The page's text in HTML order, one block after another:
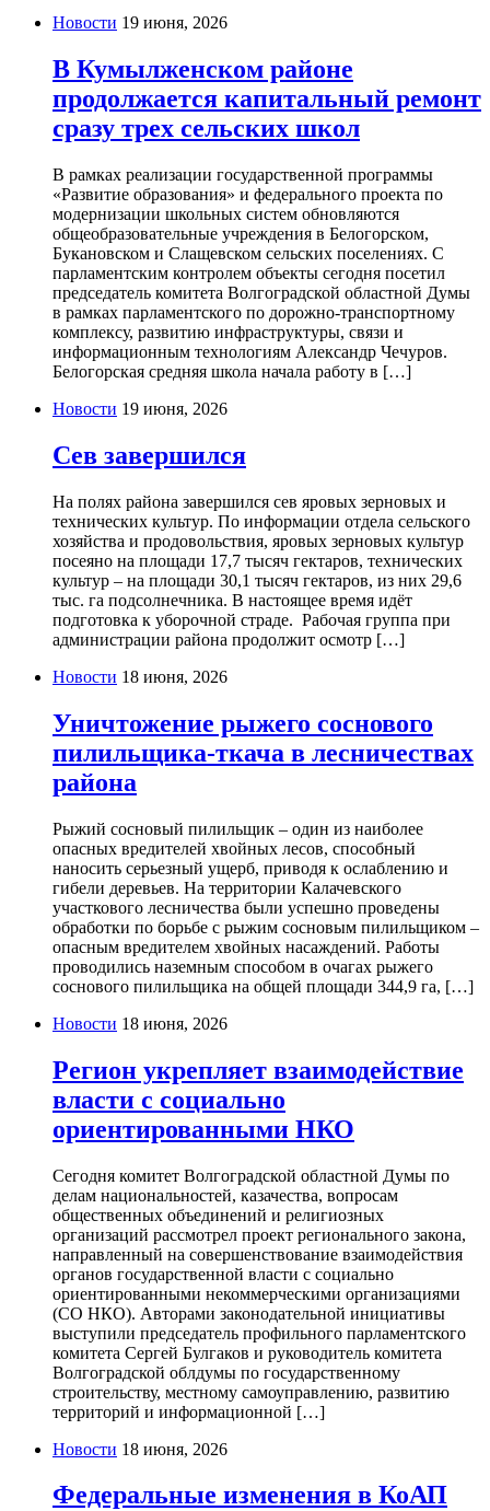
Новости 19 июня, 2026
В Кумылженском районе
продолжается капитальный ремонт
сразу трех сельских школ
В рамках реализации государственной программы
«Развитие образования» и федерального проекта по
модернизации школьных систем обновляются
общеобразовательные учреждения в Белогорском,
Букановском и Слащевском сельских поселениях. С
парламентским контролем объекты сегодня посетил
председатель комитета Волгоградской областной Думы
в рамках парламентского по дорожно-транспортному
комплексу, развитию инфраструктуры, связи и
информационным технологиям Александр Чечуров.
Белогорская средняя школа начала работу в […]
Новости 19 июня, 2026
Сев завершился
На полях района завершился сев яровых зерновых и
технических культур. По информации отдела сельского
хозяйства и продовольствия, яровых зерновых культур
посеяно на площади 17,7 тысяч гектаров, технических
культур – на площади 30,1 тысяч гектаров, из них 29,6
тыс. га подсолнечника. В настоящее время идёт
подготовка к уборочной страде. Рабочая группа при
администрации района продолжит осмотр […]
Новости 18 июня, 2026
Уничтожение рыжего соснового
пилильщика-ткача в лесничествах
района
Рыжий сосновый пилильщик – один из наиболее
опасных вредителей хвойных лесов, способный
наносить серьезный ущерб, приводя к ослаблению и
гибели деревьев. На территории Калачевского
участкового лесничества были успешно проведены
обработки по борьбе с рыжим сосновым пилильщиком –
опасным вредителем хвойных насаждений. Работы
проводились наземным способом в очагах рыжего
соснового пилильщика на общей площади 344,9 га, […]
Новости 18 июня, 2026
Регион укрепляет взаимодействие
власти с социально
ориентированными НКО
Сегодня комитет Волгоградской областной Думы по
делам национальностей, казачества, вопросам
общественных объединений и религиозных
организаций рассмотрел проект регионального закона,
направленный на совершенствование взаимодействия
органов государственной власти с социально
ориентированными некоммерческими организациями
(СО НКО). Авторами законодательной инициативы
выступили председатель профильного парламентского
комитета Сергей Булгаков и руководитель комитета
Волгоградской облдумы по государственному
строительству, местному самоуправлению, развитию
территорий и информационной […]
Новости 18 июня, 2026
Федеральные изменения в КоАП